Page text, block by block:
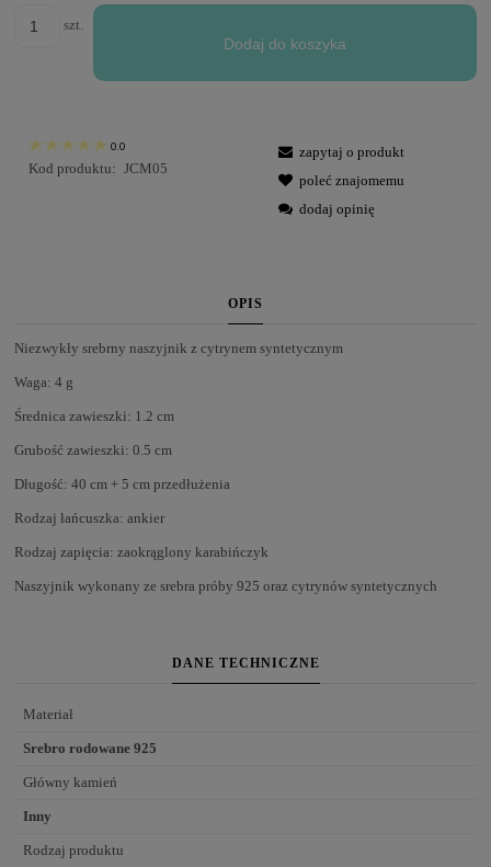
szt.
Dodaj do koszyka
0.0
Kod produktu: JCM05
zapytaj o produkt
poleć znajomemu
dodaj opinię
OPIS
Niezwykły srebrny naszyjnik z cytrynem syntetycznym
Waga: 4 g
Średnica zawieszki: 1.2 cm
Grubość zawieszki: 0.5 cm
Długość: 40 cm + 5 cm przedłużenia
Rodzaj łańcuszka: ankier
Rodzaj zapięcia: zaokrąglony karabińczyk
Naszyjnik wykonany ze srebra próby 925 oraz cytrynów syntetycznych
DANE TECHNICZNE
Materiał
Srebro rodowane 925
Główny kamień
Inny
Rodzaj produktu